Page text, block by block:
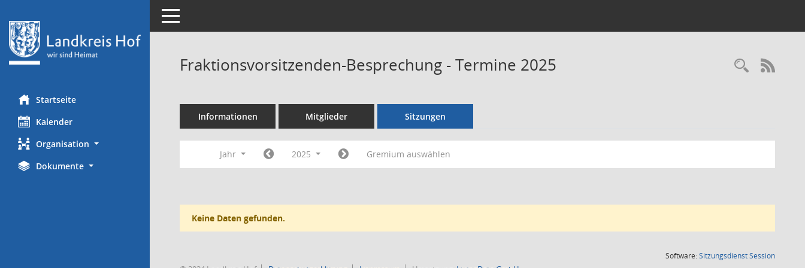
Startseite
Kalender
Organisation
Dokumente
Toggle navigation
Fraktionsvorsitzenden-Besprechung - Termine 2025
Informationen Mitglieder Sitzungen
Jahr 2025 Gremium auswählen
Keine Daten gefunden.
Software:SitzungsdienstSession(Wird in